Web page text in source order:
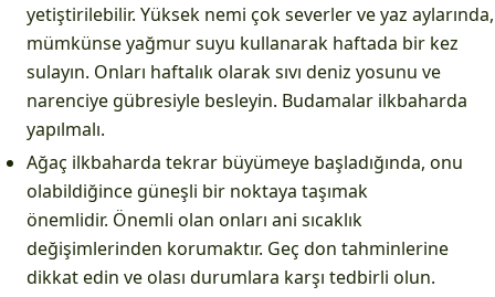
yetiştirilebilir. Yüksek nemi çok severler ve yaz aylarında,
mümkünse yağmur suyu kullanarak haftada bir kez
sulayın. Onları haftalık olarak sıvı deniz yosunu ve
narenciye gübresiyle besleyin. Budamalar ilkbaharda
yapılmalı.
Ağaç ilkbaharda tekrar büyümeye başladığında, onu
olabildiğince güneşli bir noktaya taşımak
önemlidir. Önemli olan onları ani sıcaklık
değişimlerinden korumaktır. Geç don tahminlerine
dikkat edin ve olası durumlara karşı tedbirli olun.